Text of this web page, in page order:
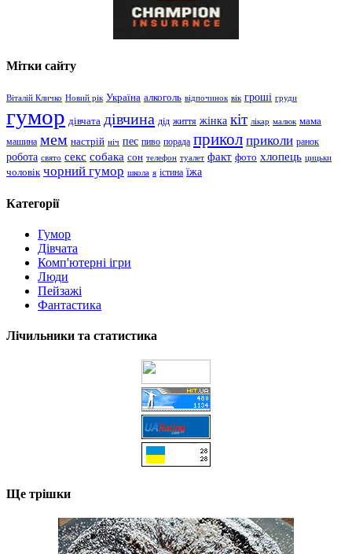
Мітки сайту
Віталій Кличко Новий рік Україна алкоголь відпочинок вік гроші груди
гумор дівчата дівчина дід життя жінка кіт лікар малюк мама
машина мем настрій ніч пес пиво порада прикол приколи ранок
робота свято секс собака сон телефон туалет факт фото хлопець цицьки
чоловік чорний гумор школа я істина їжа
Категорії
Гумор
Дівчата
Комп'ютерні ігри
Люди
Пейзажі
Фантастика
Лічильники та статистика
Ще трішки